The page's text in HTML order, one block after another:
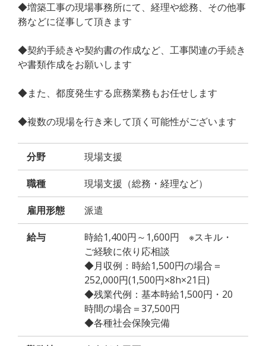
◆増築工事の現場事務所にて、経理や総務、その他事
務などに従事して頂きます
◆契約手続きや契約書の作成など、工事関連の手続き
や書類作成をお願いします
◆また、都度発生する庶務業務もお任せします
◆複数の現場を行き来して頂く可能性がございます
分野 現場支援
職種 現場支援（総務・経理など）
雇用形態 派遣
給与
時給1,400円～1,600円 ※スキル・
ご経験に依り応相談
◆月収例：時給1,500円の場合＝
252,000円(1,500円×8h×21日)
◆残業代例：基本時給1,500円・20
時間の場合＝37,500円
◆各種社会保険完備